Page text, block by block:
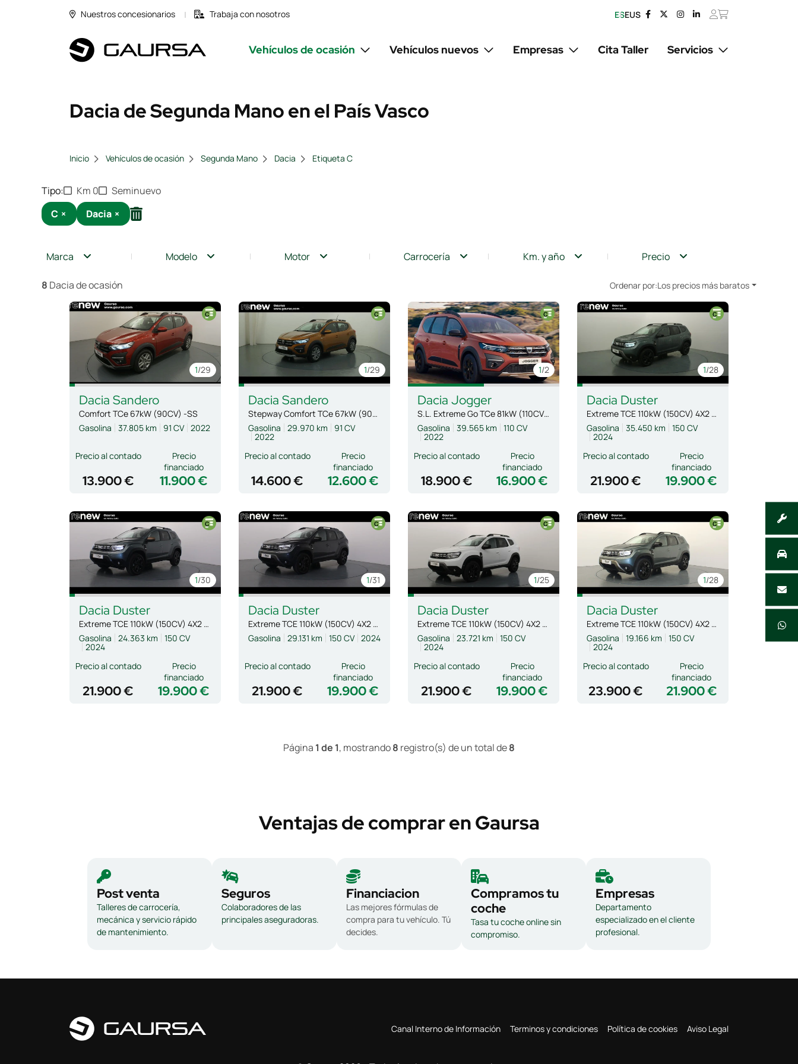
Nuestros concesionarios Trabaja con nosotros ESEUS
Vehículos de ocasión Vehículos nuevos Empresas Cita Taller Servicios
Dacia de Segunda Mano en el País Vasco
Inicio Vehículos de ocasión Segunda Mano Dacia Etiqueta C
Tipo Km 0
Seminuevo
C × Dacia ×
Marca Modelo Motor Carrocería Km. y año Precio
8 Dacia de ocasión Ordenar por:Los precios más baratos
1/29
Dacia Sandero
Comfort TCe 67kW (90CV) -SS
Gasolina
37.805 km 91 CV 2022
Precio al contado
13.900 € 11.900 €
Precio
financiado
1/29
Dacia Sandero
Stepway Comfort TCe 67kW (90CV)
Gasolina
29.970 km 91 CV
2022
Precio al contado
14.600 € 12.600 €
Precio
financiado
1/2
Dacia Jogger
S.L. Extreme Go TCe 81kW (110CV) 7p
Gasolina
39.565 km 110 CV
2022
Precio al contado
18.900 € 16.900 €
Precio
financiado
1/28
Dacia Duster
Extreme TCE 110kW (150CV) 4X2 EDC
Gasolina
35.450 km 150 CV
2024
Precio al contado
21.900 € 19.900 €
Precio
financiado
1/30
Dacia Duster
Extreme TCE 110kW (150CV) 4X2 EDC
Gasolina
24.363 km 150 CV
2024
Precio al contado
21.900 € 19.900 €
Precio
financiado
1/31
Dacia Duster
Extreme TCE 110kW (150CV) 4X2 EDC
Gasolina
29.131 km 150 CV 2024
Precio al contado
21.900 € 19.900 €
Precio
financiado
1/25
Dacia Duster
Extreme TCE 110kW (150CV) 4X2 EDC
Gasolina
23.721 km 150 CV
2024
Precio al contado
21.900 € 19.900 €
Precio
financiado
1/28
Dacia Duster
Extreme TCE 110kW (150CV) 4X2 EDC
Gasolina
19.166 km 150 CV
2024
Precio al contado
23.900 € 21.900 €
Precio
financiado
Página 1 de 1, mostrando8 registro(s) de un total de8
Ventajas de comprar en Gaursa
Post venta
Talleres de carrocería,
mecánica y servicio rápido
de mantenimiento.
Seguros
Colaboradores de las
principales aseguradoras.
Financiacion
Las mejores fórmulas de
compra para tu vehículo. Tú
decides.
Compramos tu
coche
Tasa tu coche online sin
compromiso.
Empresas
Departamento
especializado en el cliente
profesional.
Canal Interno de Información Terminos y condiciones Política de cookies Aviso Legal